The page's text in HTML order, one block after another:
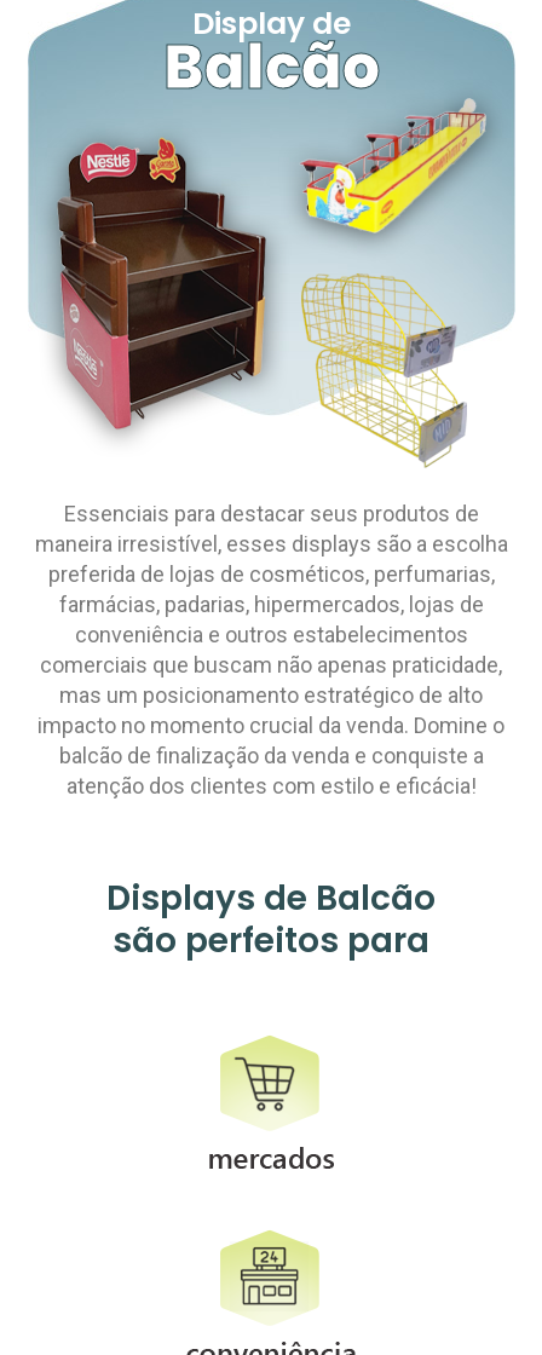
Display de
Balcão
Essenciais para destacar seus produtos de
maneira irresistível, esses displays são a escolha
preferida de lojas de cosméticos, perfumarias,
farmácias, padarias, hipermercados, lojas de
conveniência e outros estabelecimentos
comerciais que buscam não apenas praticidade,
mas um posicionamento estratégico de alto
impacto no momento crucial da venda. Domine o
balcão de finalização da venda e conquiste a
atenção dos clientes com estilo e eficácia!
Displays de Balcão
são perfeitos para